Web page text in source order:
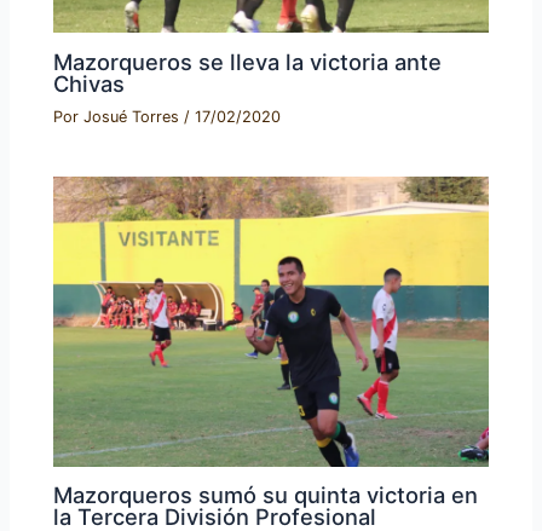
Mazorqueros se lleva la victoria ante
Chivas
PorJosué Torres /17/02/2020
Mazorqueros sumó su quinta victoria en
la Tercera División Profesional